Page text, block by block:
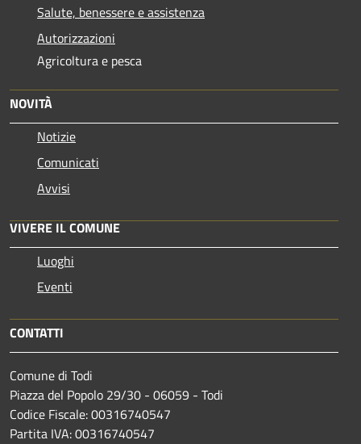
Salute, benessere e assistenza
Autorizzazioni
Agricoltura e pesca
NOVITÀ
Notizie
Comunicati
Avvisi
VIVERE IL COMUNE
Luoghi
Eventi
CONTATTI
Comune di Todi
Piazza del Popolo 29/30 - 06059 - Todi
Codice Fiscale: 00316740547
Partita IVA: 00316740547